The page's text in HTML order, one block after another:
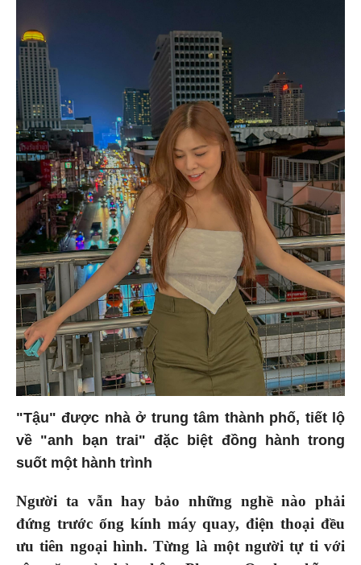
"Tậu" được nhà ở trung tâm thành phố, tiết lộ
về "anh bạn trai" đặc biệt đồng hành trong
suốt một hành trình
Người ta vẫn hay bảo những nghề nào phải
đứng trước ống kính máy quay, điện thoại đều
ưu tiên ngoại hình. Từng là một người tự ti với